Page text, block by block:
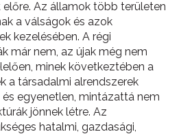
Az államok több területen
a válságok és azok
kezelésében. A régi
már nem, az újak még nem
minek következtében a
a társadalmi alrendszerek
egyenetlen, mintázattá nem
jönnek létre. Az
hatalmi, gazdasági,